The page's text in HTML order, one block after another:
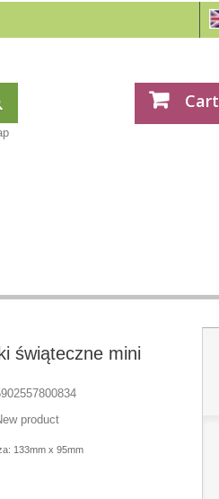
Cart
świąteczne mini
product
133mm x 95mm